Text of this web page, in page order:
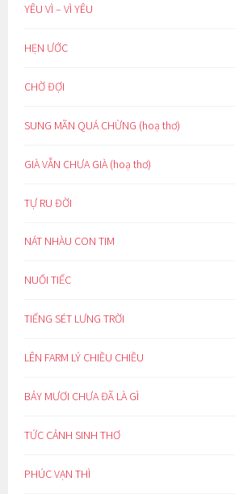
YÊU VÌ – VÌ YÊU
HẸN ƯỚC
CHỜ ĐỢI
SUNG MÃN QUÁ CHỪNG (hoạ thơ)
GIÀ VẪN CHƯA GIÀ (hoạ thơ)
TỰ RU ĐỜI
NÁT NHÀU CON TIM
NUỐI TIẾC
TIẾNG SÉT LƯNG TRỜI
LÊN FARM LÝ CHIỀU CHIỀU
BẢY MƯƠI CHƯA ĐÃ LÀ GÌ
TỨC CẢNH SINH THƠ
PHÚC VẠN THÌ